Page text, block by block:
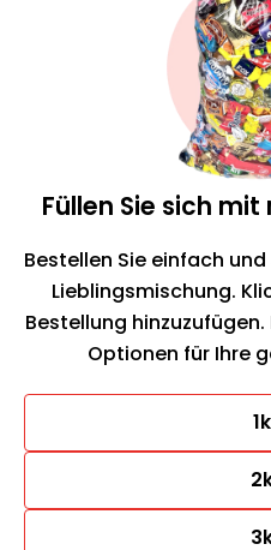
Füllen Sie sich
Bestellen Sie einfach
Lieblingsmischung.
Bestellung
Optionen für Ihre